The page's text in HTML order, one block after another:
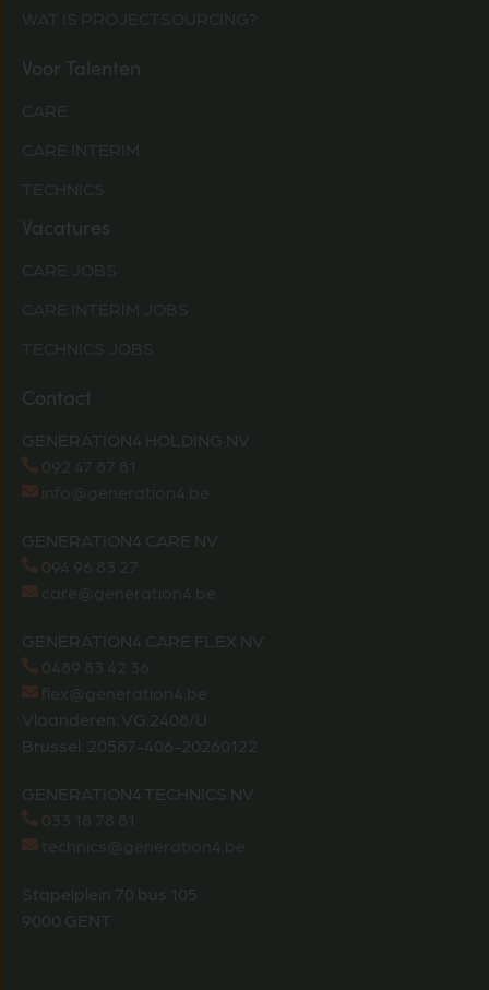
Voor Talenten
Vacatures
Contact
GENERATION4 HOLDING NV
GENERATION4 CARE NV
GENERATION4 CARE FLEX NV
Vlaanderen: VG.2408/U
Brussel: 20587-406-20260122
GENERATION4 TECHNICS NV
Stapelplein 70 bus 105
9000 GENT